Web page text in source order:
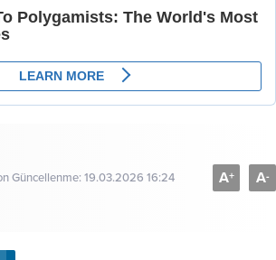
Güncellenme: 19.03.2026 16:24 A+ A-